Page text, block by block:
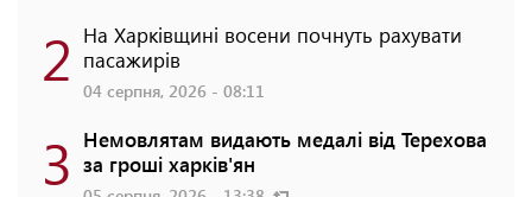
2 На Харківщині восени почнуть рахувати
пасажирів
04 серпня, 2026 - 08:11
3 Немовлятам видають медалі від Терехова
за гроші харків'ян